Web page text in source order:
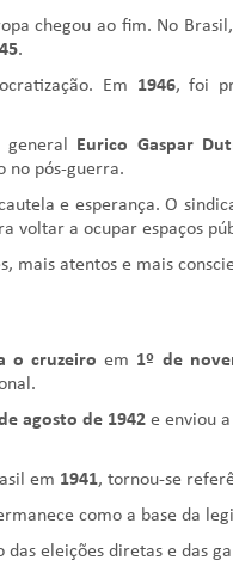
chegou ao fim. No
.
Em 1946, foi
general
Eurico Gaspar
no pós-guerra.
e esperança. O
voltar a ocupar espaços
mais atentos e mais
o cruzeiro em 1º de
agosto de 1942e enviou a
em 1941, tornou-se
como a base da
das eleições diretas e das